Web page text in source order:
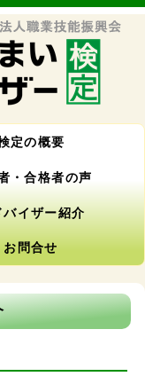
定の概要
・合格者の声
バイザー紹介
お問合せ